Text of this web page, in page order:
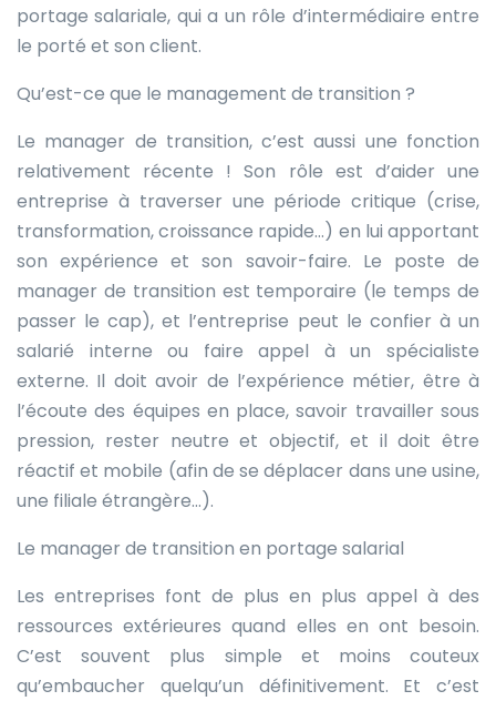
portage salariale, qui a un rôle d’intermédiaire entre
le porté et son client.
Qu’est-ce que le management de transition ?
Le manager de transition, c’est aussi une fonction
relativement récente ! Son rôle est d’aider une
entreprise à traverser une période critique (crise,
transformation, croissance rapide…) en lui apportant
son expérience et son savoir-faire. Le poste de
manager de transition est temporaire (le temps de
passer le cap), et l’entreprise peut le confier à un
salarié interne ou faire appel à un spécialiste
externe. Il doit avoir de l’expérience métier, être à
l’écoute des équipes en place, savoir travailler sous
pression, rester neutre et objectif, et il doit être
réactif et mobile (afin de se déplacer dans une usine,
une filiale étrangère…).
Le manager de transition en portage salarial
Les entreprises font de plus en plus appel à des
ressources extérieures quand elles en ont besoin.
C’est souvent plus simple et moins couteux
qu’embaucher quelqu’un définitivement. Et c’est